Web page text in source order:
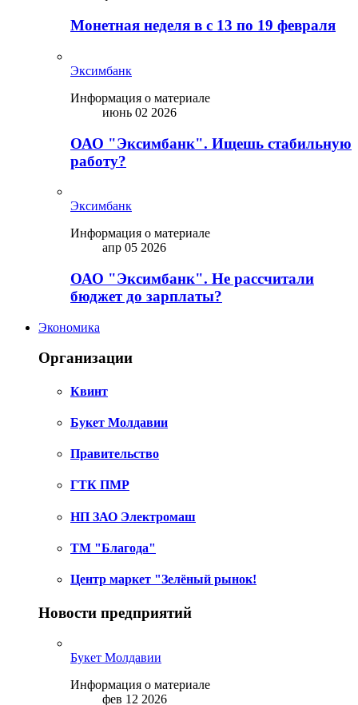
Монетная неделя в с 13 по 19 февраля
Эксимбанк
Информация о материале
июнь 02 2026
ОАО "Эксимбанк". Ищешь стабильную
работу?
Эксимбанк
Информация о материале
апр 05 2026
ОАО "Эксимбанк". Не рассчитали
бюджет до зарплаты?
Экономика
Организации
Квинт
Букет Молдавии
Правительство
ГТК ПМР
НП ЗАО Электромаш
ТМ "Благода"
Центр маркет "Зелёный рынок!
Новости предприятий
Букет Молдавии
Информация о материале
фев 12 2026